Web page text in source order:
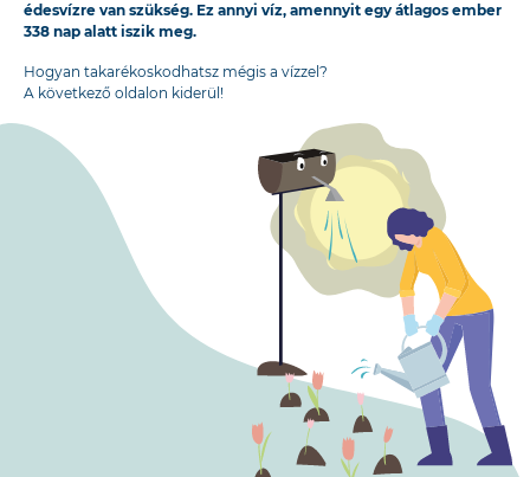
édesvízre van szükség. Ez annyi víz, amennyit egy átlagos ember
338 nap alatt iszik meg.
Hogyan takarékoskodhatsz mégis a vízzel?
A következő oldalon kiderül!